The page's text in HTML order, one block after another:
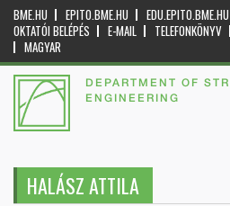
BME.HU EPITO.BME.HU EDU.EPITO.BME.HU
OKTATÓI BELÉPÉS
E-MAIL TELEFONKÖNYV
MAGYAR
DEPARTMENT OF
ENGINEERING
HALÁSZ ATTILA